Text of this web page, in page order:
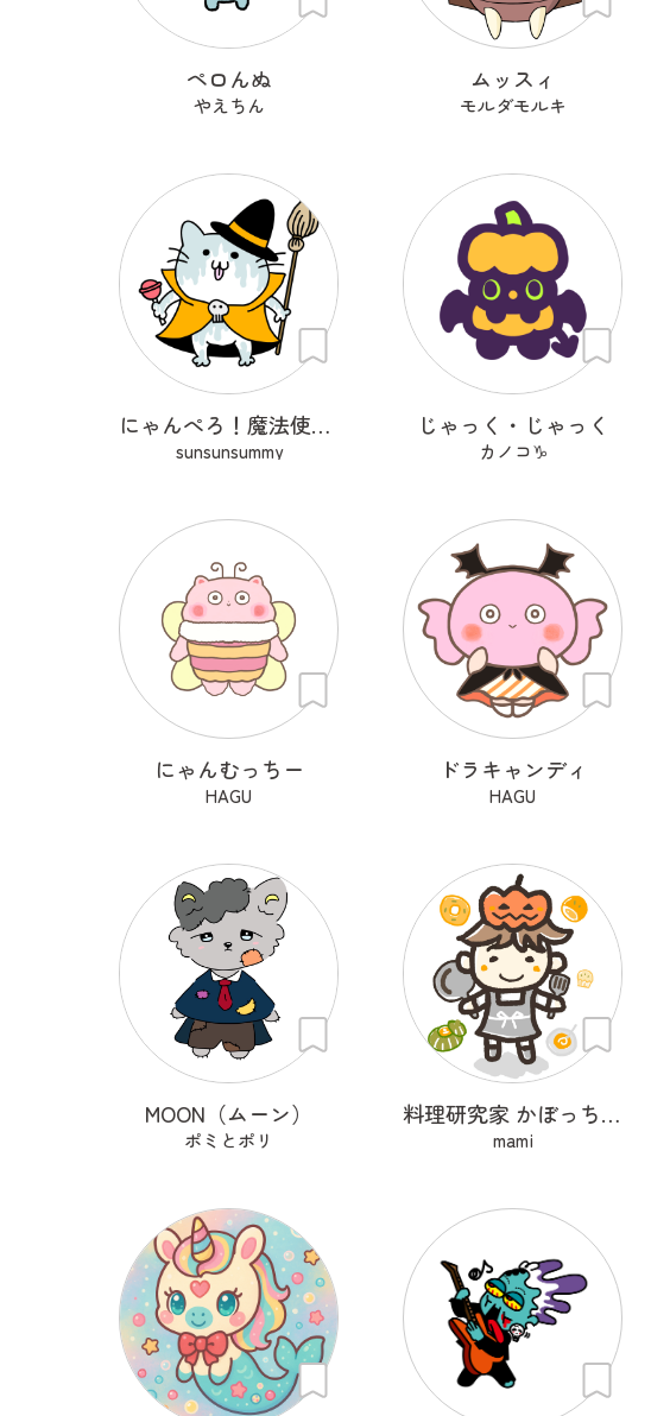
ペロんぬ
やえちん
ムッスィ
モルダモルキ
にゃんぺろ！魔法使いっ
sunsunsummy
じゃっく・じゃっく
カノコ♑
にゃんむっちー
HAGU
ドラキャンディ
HAGU
MOON（ムーン）
ポミとポリ
料理研究家 かぼっちゃ王子
mami